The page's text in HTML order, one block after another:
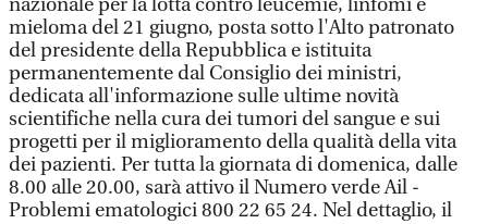
nazionale per la lotta contro leucemie, linfomi e
mieloma del 21 giugno, posta sotto l'Alto patronato
del presidente della Repubblica e istituita
permanentemente dal Consiglio dei ministri,
dedicata all'informazione sulle ultime novità
scientifiche nella cura dei tumori del sangue e sui
progetti per il miglioramento della qualità della vita
dei pazienti. Per tutta la giornata di domenica, dalle
8.00 alle 20.00, sarà attivo il Numero verde Ail -
Problemi ematologici 800 22 65 24. Nel dettaglio, il